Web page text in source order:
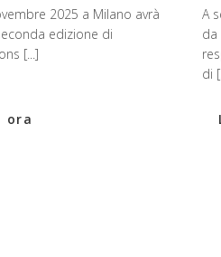
2025 a Milano avrà
edizione di
[...]
ora
A
da
di